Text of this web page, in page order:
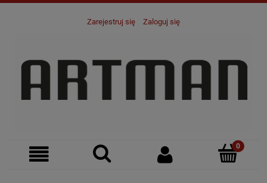
Zarejestruj się Zaloguj się